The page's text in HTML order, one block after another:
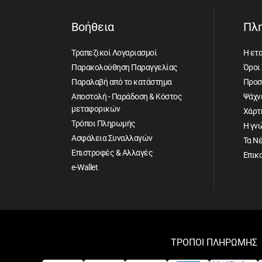
Βοήθεια
Τραπεζικοί Λογαριασμοί
Παρακολούθηση Παραγγελίας
Παραλαβή από το κατάστημα
Αποστολή - Παράδοση & Κόστος
μεταφορικών
Τρόποι Πληρωμής
Ασφάλεια Συναλλαγών
Επιστροφές & Αλλαγές
e-Wallet
Η
Η
Τα
ΤΡΟΠΟΙ ΠΛΗΡΩΜΗΣ